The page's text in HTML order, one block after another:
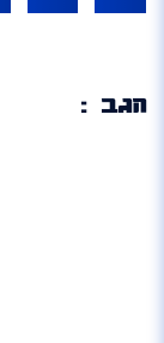
הגב :